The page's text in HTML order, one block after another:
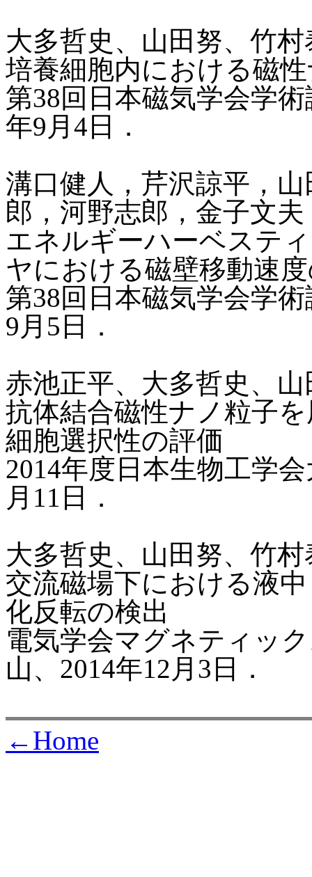
大多哲史、山田努、竹村
培養細胞内における磁
第38回日本磁気学会学
年9月4日．
溝口健人，芹沢諒平，
郎，河野志郎，金子文
エネルギーハーベステ
ヤにおける磁壁移動速
第38回日本磁気学会学
9月5日．
赤池正平、大多哲史、
抗体結合磁性ナノ粒子
細胞選択性の評価
2014年度日本生物工学
月11日．
大多哲史、山田努、竹村
交流磁場下における液
化反転の検出
電気学会マグネティッ
山、2014年12月3日．
←Home